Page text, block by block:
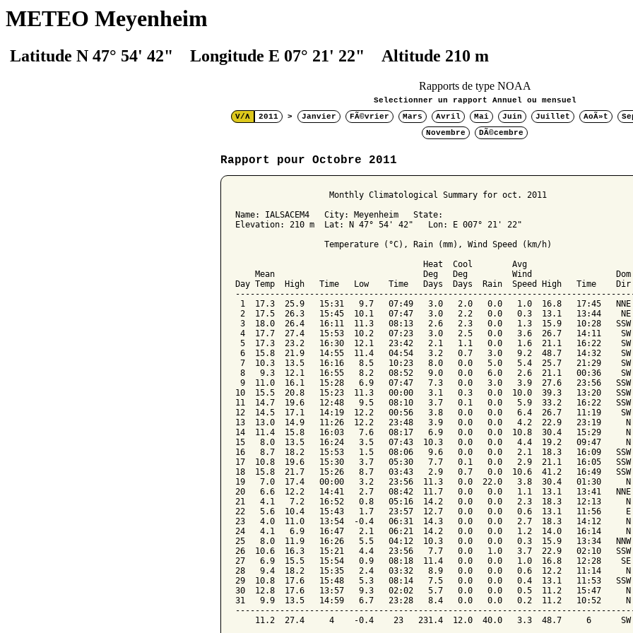
METEO Meyenheim
Latitude N 47° 54' 42" Longitude E 07° 21' 22" Altitude 210 m
Rapports de type NOAA
Selectionner un rapport Annuel ou mensuel
V/Λ
2011 > Janvier FÃ©vrier Mars Avril Mai Juin Juillet AoÃ»t
Novembre
DÃ©cembre
Rapport pour Octobre 2011
                   Monthly Climatological Summary for oct. 2011
Name: IALSACEM4   City: Meyenheim   State:
Elevation: 210 m  Lat: N 47° 54' 42"   Lon: E 007° 21' 22"
                  Temperature (°C), Rain (mm), Wind Speed (km/h)
                                      Heat  Cool        Avg
    Mean                              Deg   Deg         Wind                 Dom
Day Temp  High   Time   Low    Time   Days  Days  Rain  Speed High   Time    Dir
1  17.3  25.9   15:31   9.7   07:49   3.0   2.0   0.0   1.0  16.8   17:45   NNE
2  17.5  26.3   15:45  10.1   07:47   3.0   2.2   0.0   0.3  13.1   13:44    NE
3  18.0  26.4   16:11  11.3   08:13   2.6   2.3   0.0   1.3  15.9   10:28   SSW
4  17.7  27.4   15:53  10.2   07:23   3.0   2.5   0.0   3.6  26.7   14:11    SW
5  17.3  23.2   16:30  12.1   23:42   2.1   1.1   0.0   1.6  21.1   16:22    SW
6  15.8  21.9   14:55  11.4   04:54   3.2   0.7   3.0   9.2  48.7   14:32    SW
7  10.3  13.5   16:16   8.5   10:23   8.0   0.0   5.0   5.4  25.7   21:29    SW
8   9.3  12.1   16:55   8.2   08:52   9.0   0.0   6.0   2.6  21.1   00:36    SW
9  11.0  16.1   15:28   6.9   07:47   7.3   0.0   3.0   3.9  27.6   23:56   SSW
10  15.5  20.8   15:23  11.3   00:00   3.1   0.3   0.0  10.0  39.3   13:20   SSW
11  14.7  19.6   12:48   9.5   08:10   3.7   0.1   0.0   5.9  33.2   16:22   SSW
12  14.5  17.1   14:19  12.2   00:56   3.8   0.0   0.0   6.4  26.7   11:19    SW
13  13.0  14.9   11:26  12.2   23:48   3.9   0.0   0.0   4.2  22.9   23:19     N
14  11.4  15.8   16:03   7.6   08:17   6.9   0.0   0.0  10.8  30.4   15:29     N
15   8.0  13.5   16:24   3.5   07:43  10.3   0.0   0.0   4.4  19.2   09:47     N
16   8.7  18.2   15:53   1.5   08:06   9.6   0.0   0.0   2.1  18.3   16:09   SSW
17  10.8  19.6   15:30   3.7   05:30   7.7   0.1   0.0   2.9  21.1   16:05   SSW
18  15.8  21.7   15:26   8.7   03:43   2.9   0.7   0.0  10.6  41.2   16:49   SSW
19   7.0  17.4   00:00   3.2   23:56  11.3   0.0  22.0   3.8  30.4   01:30     N
20   6.6  12.2   14:41   2.7   08:42  11.7   0.0   0.0   1.1  13.1   13:41   NNE
21   4.1   7.2   16:52   0.8   05:16  14.2   0.0   0.0   2.3  18.3   12:13     N
22   5.6  10.4   15:43   1.7   23:57  12.7   0.0   0.0   0.6  13.1   11:56     E
23   4.0  11.0   13:54  -0.4   06:31  14.3   0.0   0.0   2.7  18.3   14:12     N
24   4.1   6.9   16:47   2.1   06:21  14.2   0.0   0.0   1.2  14.0   16:14     N
25   8.0  11.9   16:26   5.5   04:12  10.3   0.0   0.0   0.3  15.9   13:34   NNW
26  10.6  16.3   15:21   4.4   23:56   7.7   0.0   1.0   3.7  22.9   02:10   SSW
27   6.9  15.5   15:54   0.9   08:18  11.4   0.0   0.0   1.0  16.8   12:28    SE
28   9.4  18.2   15:35   2.4   03:32   8.9   0.0   0.0   0.6  12.2   11:14     N
29  10.8  17.6   15:48   5.3   08:14   7.5   0.0   0.0   0.4  13.1   11:53   SSW
30  12.8  17.6   13:57   9.3   02:02   5.7   0.0   0.0   0.5  11.2   15:47     N
31   9.9  13.5   14:59   6.7   23:28   8.4   0.0   0.0   0.2  11.2   10:52     N
    11.2  27.4     4    -0.4    23   231.4  12.0  40.0   3.3  48.7     6      SW